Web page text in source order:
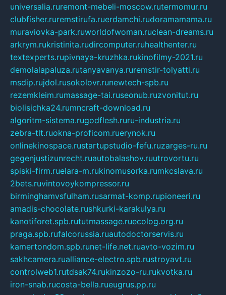
universalia.ruremont-mebeli-moscow.rutermomur.ru
clubfisher.ruremstirufa.ruerdamchi.rudoramamama.ru
muraviovka-park.ruworldofwoman.ruclean-dreams.ru
arkrym.rukristinita.rudircomputer.ruhealthenter.ru
textexperts.rupivnaya-kruzhka.rukinofilmy-2021.ru
demolalapaluza.rutanyavanya.ruremstir-tolyatti.ru
msdip.rujdol.rusokolovr.runewtech-spb.ru
rezemkleim.rumassage-tai.ruseonub.ruzvonitut.ru
biolisichka24.rumncraft-download.ru
algoritm-sistema.rugodflesh.ruru-industria.ru
zebra-tlt.ruokna-proficom.ruerynok.ru
onlinekinospace.rustartupstudio-fefu.ruzarges-ru.ru
gegenjustizunrecht.ruautobalashov.ruutrovortu.ru
spiski-firm.ruelara-m.rukinomusorka.rumkcslava.ru
2bets.ruvintovoykompressor.ru
birminghamvsfulham.rusarmat-komp.rupioneeri.ru
amadis-chocolate.rushkurki-karakulya.ru
kanotiforet.spb.rututmassage.ruecolog.org.ru
praga.spb.rufalcorussia.ruautodoctorservis.ru
kamertondom.spb.runet-life.net.ruavto-vozim.ru
sakhcamera.rualliance-electro.spb.rustroyavt.ru
controlweb1.rutdsak74.rukinzozo-ru.rukvotka.ru
iron-snab.rucosta-bella.rueugrus.pp.ru